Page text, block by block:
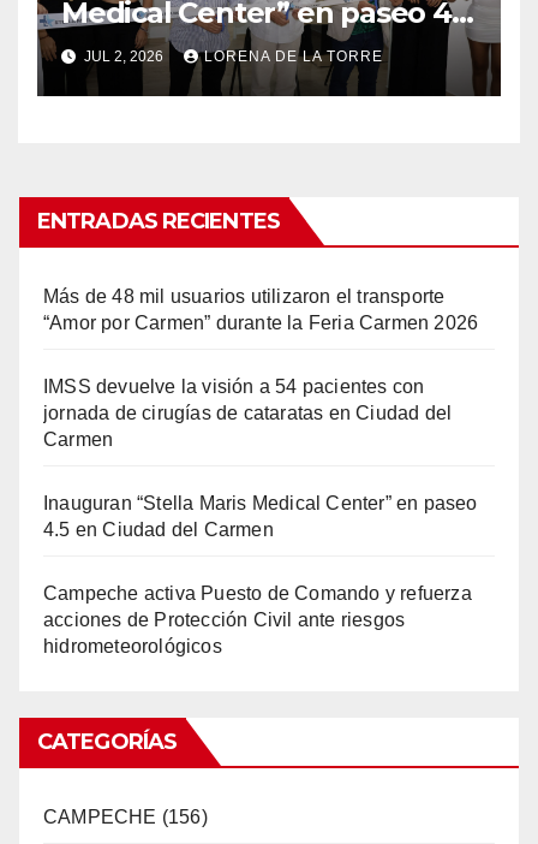
Medical Center” en paseo 4.5
en Ciudad del Carmen
JUL 2, 2026 LORENA DE LA TORRE
ENTRADAS RECIENTES
Más de 48 mil usuarios utilizaron el transporte
“Amor por Carmen” durante la Feria Carmen 2026
IMSS devuelve la visión a 54 pacientes con
jornada de cirugías de cataratas en Ciudad del
Carmen
Inauguran “Stella Maris Medical Center” en paseo
4.5 en Ciudad del Carmen
Campeche activa Puesto de Comando y refuerza
acciones de Protección Civil ante riesgos
hidrometeorológicos
CATEGORÍAS
CAMPECHE (156)